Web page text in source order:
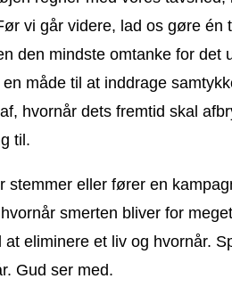
vi går videre, lad os gøre
den mindste omtanke for
måde til at inddrage
hvornår dets fremtid skal
til.
stemmer eller fører en
smerten bliver for
at eliminere et liv og hvornår.
Gud ser med.